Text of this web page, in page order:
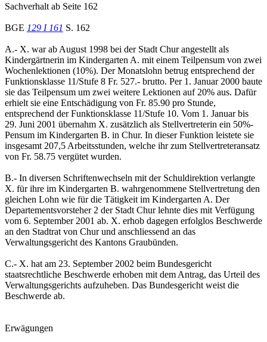
Sachverhalt ab Seite 162
BGE 129 I 161 S. 162
A.- X. war ab August 1998 bei der Stadt Chur angestellt als
Kindergärtnerin im Kindergarten A. mit einem Teilpensum von zwei
Wochenlektionen (10%). Der Monatslohn betrug entsprechend der
Funktionsklasse 11/Stufe 8 Fr. 527.- brutto. Per 1. Januar 2000 baute
sie das Teilpensum um zwei weitere Lektionen auf 20% aus. Dafür
erhielt sie eine Entschädigung von Fr. 85.90 pro Stunde,
entsprechend der Funktionsklasse 11/Stufe 10. Vom 1. Januar bis
29. Juni 2001 übernahm X. zusätzlich als Stellvertreterin ein 50%-
Pensum im Kindergarten B. in Chur. In dieser Funktion leistete sie
insgesamt 207,5 Arbeitsstunden, welche ihr zum Stellvertreteransatz
von Fr. 58.75 vergütet wurden.
B.- In diversen Schriftenwechseln mit der Schuldirektion verlangte
X. für ihre im Kindergarten B. wahrgenommene Stellvertretung den
gleichen Lohn wie für die Tätigkeit im Kindergarten A. Der
Departementsvorsteher 2 der Stadt Chur lehnte dies mit Verfügung
vom 6. September 2001 ab. X. erhob dagegen erfolglos Beschwerde
an den Stadtrat von Chur und anschliessend an das
Verwaltungsgericht des Kantons Graubünden.
C.- X. hat am 23. September 2002 beim Bundesgericht
staatsrechtliche Beschwerde erhoben mit dem Antrag, das Urteil des
Verwaltungsgerichts aufzuheben. Das Bundesgericht weist die
Beschwerde ab.
Erwägungen